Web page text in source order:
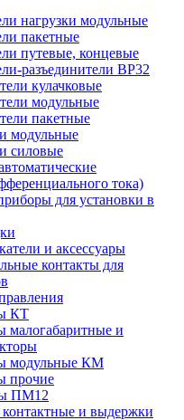
нагрузки модульные
пакетные
путевые, концевые
разъединители ВР32
кулачковые
модульные
пакетные
модульные
силовые
тока)
для установки в
и аксессуары
контакты для
КТ
малогабаритные и
модульные КМ
прочие
ПМ12
и выдержки